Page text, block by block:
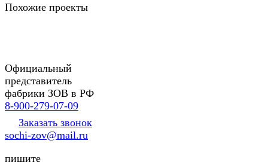
Похожие проекты
Официальный
представитель
фабрики ЗОВ в РФ
8-900-279-07-09
Заказать звонок
sochi-zov@mail.ru
пишите